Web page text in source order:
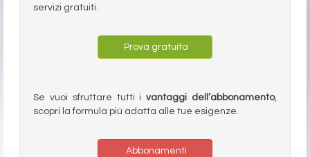
servizi gratuiti.
Prova gratuita
Se vuoi sfruttare tutti ivantaggi dell’abbonamento,
scopri la formula più adatta alle tue esigenze.
Abbonamenti